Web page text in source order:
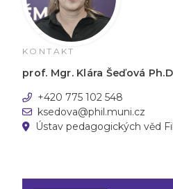
KONTAKT
prof. Mgr. Klára Šeďová
+420 775 102 548
ksedova@phil.muni.cz
Ústav pedagogických věd